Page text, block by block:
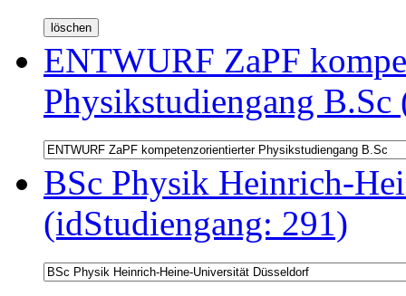
ENTWURF ZaPF
Physikstudiengang
BSc Physik Heinrich-
(idStudiengang: 291)